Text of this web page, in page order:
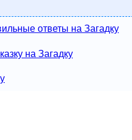
ответы на Загадку
на Загадку